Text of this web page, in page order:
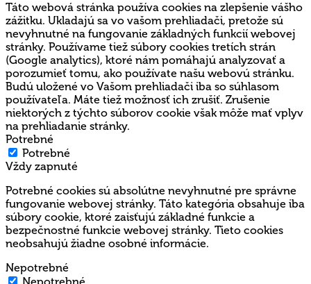
Táto webová stránka používa cookies na zlepšenie vášho
zážitku. Ukladajú sa vo vašom prehliadači, pretože sú
nevyhnutné na fungovanie základných funkcií webovej
stránky. Používame tiež súbory cookies tretích strán
(Google analytics), ktoré nám pomáhajú analyzovať a
porozumieť tomu, ako používate našu webovú stránku.
Budú uložené vo Vašom prehliadači iba so súhlasom
používateľa. Máte tiež možnosť ich zrušiť. Zrušenie
niektorých z týchto súborov cookie však môže mať vplyv
na prehliadanie stránky.
Potrebné
Potrebné
Vždy zapnuté
Potrebné cookies sú absolútne nevyhnutné pre správne
fungovanie webovej stránky. Táto kategória obsahuje iba
súbory cookie, ktoré zaisťujú základné funkcie a
bezpečnostné funkcie webovej stránky. Tieto cookies
neobsahujú žiadne osobné informácie.
Nepotrebné